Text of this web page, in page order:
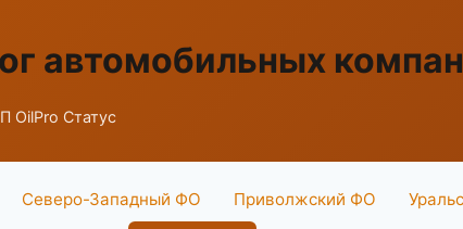
автомобильных
OilPro Статус
Северо-Западный ФО Приволжский ФО